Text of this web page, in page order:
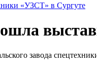
«УЗСТ» в Сургуте
завода